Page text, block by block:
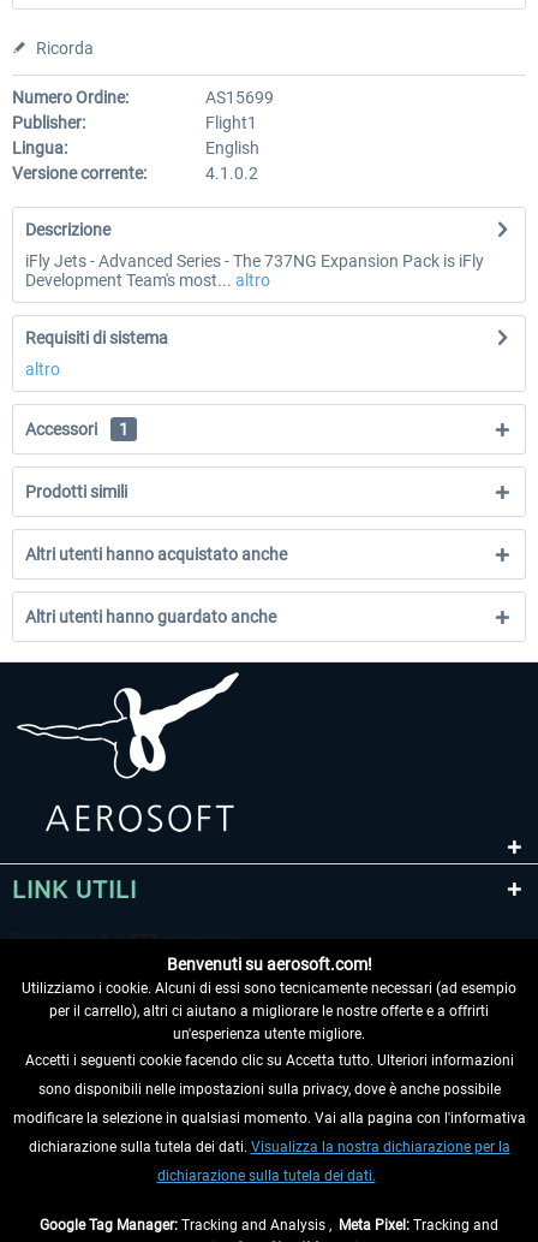
Ricorda
Numero Ordine:
AS15699
Publisher:
Flight1
Lingua:
English
Versione corrente:
4.1.0.2
Descrizione
iFly Jets - Advanced Series - The 737NG Expansion Pack is iFly
Development Team's most... altro
Requisiti di sistema
altro
Accessori 1
Prodotti simili
Altri utenti hanno acquistato anche
Altri utenti hanno guardato anche
LINK UTILI
RECEDERE DAL CONTRATTO
INFORMAZIONI
Benvenuti su aerosoft.com!
Utilizziamo i cookie. Alcuni di essi sono tecnicamente necessari (ad esempio
per il carrello), altri ci aiutano a migliorare le nostre offerte e a offrirti
un'esperienza utente migliore.
Accetti i seguenti cookie facendo clic su Accetta tutto. Ulteriori informazioni
sono disponibili nelle impostazioni sulla privacy, dove è anche possibile
modificare la selezione in qualsiasi momento. Vai alla pagina con l'informativa
dichiarazione sulla tutela dei dati. Visualizza la nostra dichiarazione per la
dichiarazione sulla tutela dei dati.
Google Tag Manager: Tracking and Analysis , Meta Pixel: Tracking and